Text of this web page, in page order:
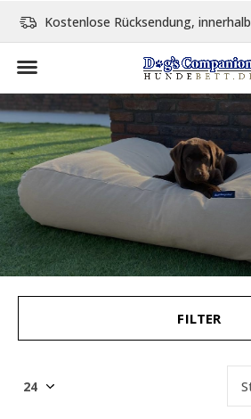
Kostenlose Rücksendung, innerhalb 14 Tage
FILTER